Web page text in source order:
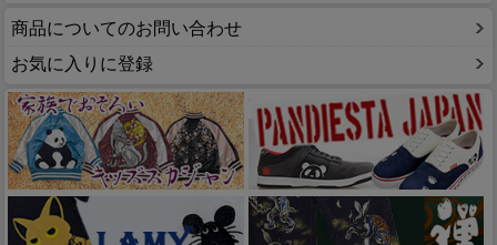
商品についてのお問い合わせ
お気に入りに登録